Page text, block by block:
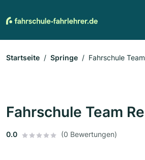
Startseite Springe Fahrschule
Fahrschule Team
0.0 (0 Bewertungen)